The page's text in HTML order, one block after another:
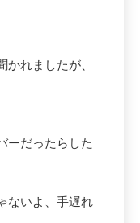
れましたが、
ーだったらした
ないよ、手遅れ